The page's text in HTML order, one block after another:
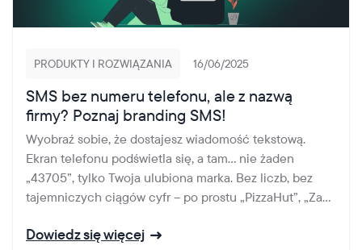
PRODUKTY I ROZWIĄZANIA 16/06/2025
SMS bez numeru telefonu, ale z nazwą
firmy? Poznaj branding SMS!
Wyobraź sobie, że dostajesz wiadomość tekstową.
Ekran telefonu podświetla się, a tam… nie żaden
„43705”, tylko Twoja ulubiona marka. Bez liczb, bez
tajemniczych ciągów cyfr – po prostu „PizzaHut”, „Za...
Dowiedz się więcej